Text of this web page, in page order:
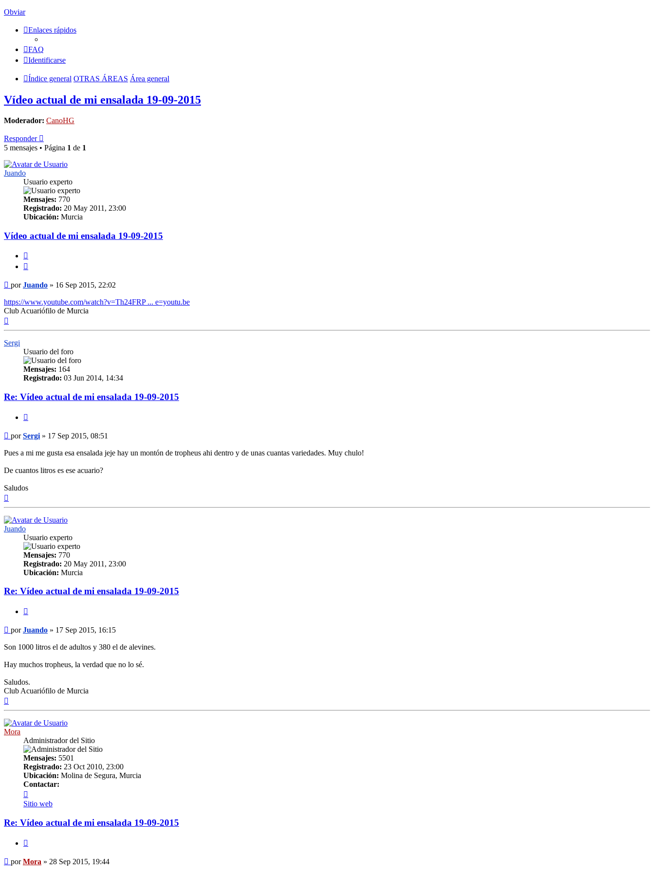
Obviar
Enlaces rápidos
FAQ
Identificarse
Índice general OTRAS ÁREAS Área general
Vídeo actual de mi ensalada 19-09-2015
Moderador: CanoHG
Responder
5 mensajes • Página 1 de 1
Juando
Usuario experto
Mensajes: 770
Registrado: 20 May 2011, 23:00
Ubicación: Murcia
Vídeo actual de mi ensalada 19-09-2015
Mensaje
porJuando » 16 Sep 2015, 22:02
https://www.youtube.com/watch?v=Th24FRP ... e=youtu.be
Club Acuariófilo de Murcia
Sergi
Usuario del foro
Mensajes: 164
Registrado: 03 Jun 2014, 14:34
Re: Vídeo actual de mi ensalada 19-09-2015
Mensaje
porSergi » 17 Sep 2015, 08:51
Pues a mi me gusta esa ensalada jeje hay un montón de tropheus ahi dentro y de unas cuantas variedades. Muy chulo!
De cuantos litros es ese acuario?
Saludos
Juando
Usuario experto
Mensajes: 770
Registrado: 20 May 2011, 23:00
Ubicación: Murcia
Re: Vídeo actual de mi ensalada 19-09-2015
Mensaje
porJuando » 17 Sep 2015, 16:15
Son 1000 litros el de adultos y 380 el de alevines.
Hay muchos tropheus, la verdad que no lo sé.
Saludos.
Club Acuariófilo de Murcia
Mora
Administrador del Sitio
Mensajes: 5501
Registrado: 23 Oct 2010, 23:00
Ubicación: Molina de Segura, Murcia
Contactar:
Mora
Sitio web
Re: Vídeo actual de mi ensalada 19-09-2015
Mensaje
porMora » 28 Sep 2015, 19:44